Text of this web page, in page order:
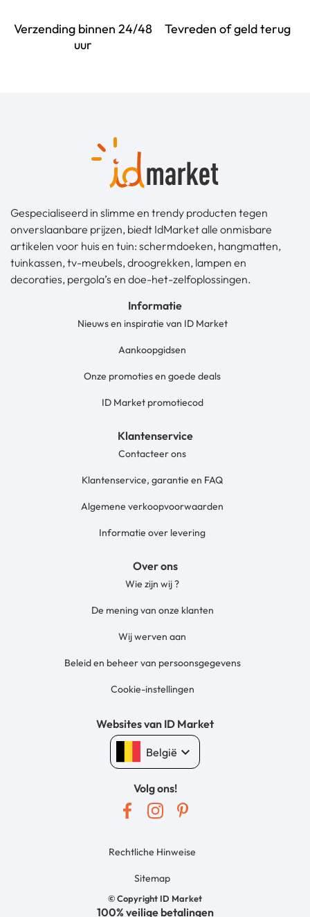
Verzending binnen 24/48
uur
Tevreden of geld terug
Gespecialiseerd in slimme en trendy producten tegen
onverslaanbare prijzen, biedt IdMarket alle onmisbare
artikelen voor huis en tuin: schermdoeken, hangmatten,
tuinkassen, tv-meubels, droogrekken, lampen en
decoraties, pergola’s en doe-het-zelfoplossingen.
Informatie
Nieuws en inspiratie van ID Market
Aankoopgidsen
Onze promoties en goede deals
ID Market promotiecod
Klantenservice
Contacteer ons
Klantenservice, garantie en FAQ
Algemene verkoopvoorwaarden
Informatie over levering
Over ons
Wie zijn wij ?
De mening van onze klanten
Wij werven aan
Beleid en beheer van persoonsgegevens
Cookie-instellingen
Websites van ID Market
België keyboard_arrow_down
Volg ons!
© Copyright ID Market
Rechtliche Hinweise
Sitemap
100% veilige betalingen